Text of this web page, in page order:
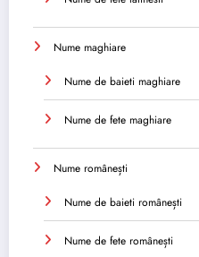
Nume maghiare
Nume de baieti maghiare
Nume de fete maghiare
Nume românești
Nume de baieti românești
Nume de fete românești